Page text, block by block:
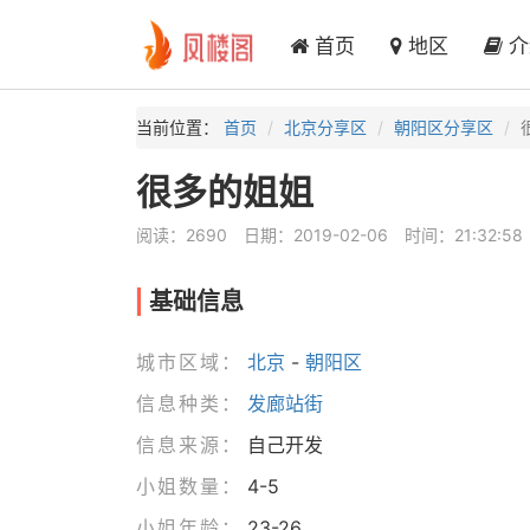
首页 地区 介
当前位置： 首页 北京分享区 朝阳区分享区
很多的姐姐
阅读：2690 日期：2019-02-06 时间：21:32:58
基础信息
城市区域： 北京 - 朝阳区
信息种类：
发廊站街
信息来源：
自己开发
小姐数量：
4-5